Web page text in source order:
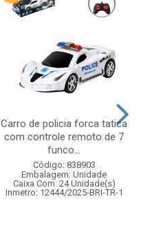
Carro de policia forca tatica
com controle remoto de 7
funco...
Código: 838903
Embalagem: Unidade
Caixa Com: 24 Unidade(s)
Inmetro: 12444/2025-BRI-TR-1